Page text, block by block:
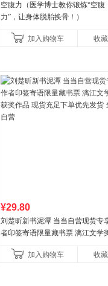
空腹力（医学博士教你锻炼“空腹
力”，让身体脱胎换骨！）
加入购物车 收藏
¥29.80
刘楚昕新书泥潭 当当自营现货专
者印签寄语限量藏书票 漓江文学
加入购物车 收藏